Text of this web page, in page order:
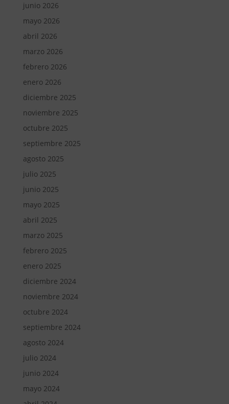
junio 2026
mayo 2026
abril 2026
marzo 2026
febrero 2026
enero 2026
diciembre 2025
noviembre 2025
octubre 2025
septiembre 2025
agosto 2025
julio 2025
junio 2025
mayo 2025
abril 2025
marzo 2025
febrero 2025
enero 2025
diciembre 2024
noviembre 2024
octubre 2024
septiembre 2024
agosto 2024
julio 2024
junio 2024
mayo 2024